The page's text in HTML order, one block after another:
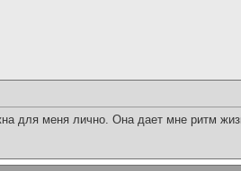
для меня лично. Она дает мне ритм